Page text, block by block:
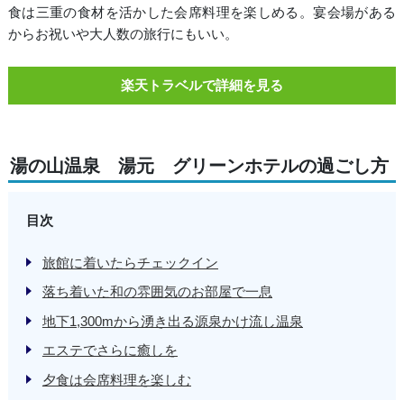
食は三重の食材を活かした会席料理を楽しめる。宴会場がある
からお祝いや大人数の旅行にもいい。
楽天トラベルで詳細を見る
湯の山温泉 湯元 グリーンホテルの過ごし方
目次
旅館に着いたらチェックイン
落ち着いた和の雰囲気のお部屋で一息
地下1,300mから湧き出る源泉かけ流し温泉
エステでさらに癒しを
夕食は会席料理を楽しむ